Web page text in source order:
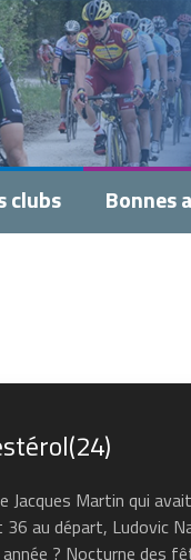
clubs Bonnes
Martin qui
au départ, Ludovic
? Nocturne des